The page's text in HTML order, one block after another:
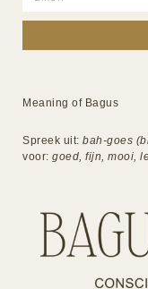
Meaning of Bagus
Spreek uit: bah-goes
voor: goed, fijn, mooi,